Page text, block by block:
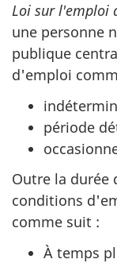
Loi sur l'emploi
une personne
publique
d'emploi
période
Outre la durée
conditions
comme suit :
À temps